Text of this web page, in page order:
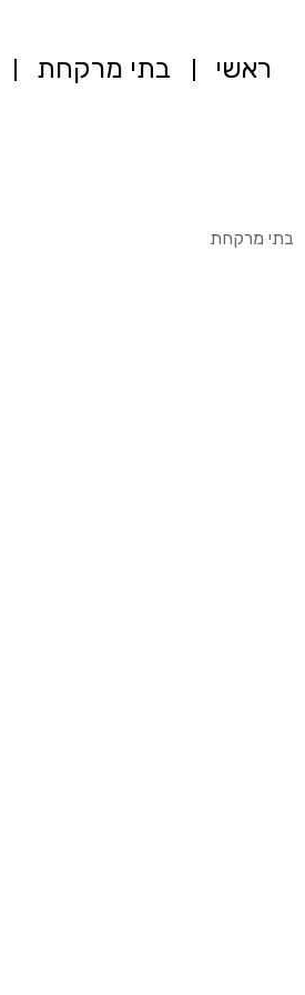
ראשי בתי מרקחת
בתי מרקחת